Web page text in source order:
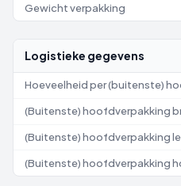
Gewicht verpakking
Logistieke gegevens
Hoeveelheid per (buitenste)
(Buitenste) hoofdverpakking
(Buitenste) hoofdverpakking
(Buitenste) hoofdverpakking